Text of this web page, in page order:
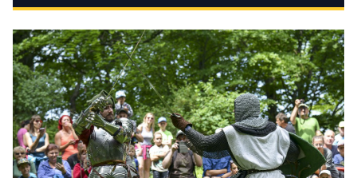
Hviezdy nad Muráňom
Zažite nezabudnuteľnú cestu do hlbín vesmíru
priamo v srdci národného parku a objavujte